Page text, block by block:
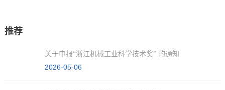
推荐
关于申报“浙江机械工业科学技术奖” 的通知
2026-05-06